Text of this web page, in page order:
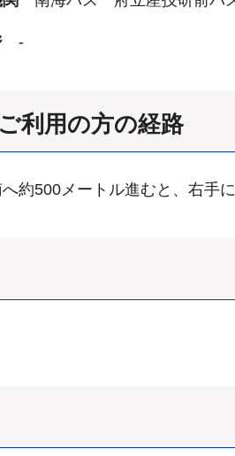
-
利用の方の経路
約500メートル進むと、右手